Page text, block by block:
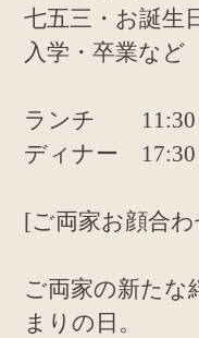
七五三・お誕生
入学・卒業など
ランチ 11:30～
ディナー 17:30
[ご両家お顔合
ご両家の新たな
まりの日。